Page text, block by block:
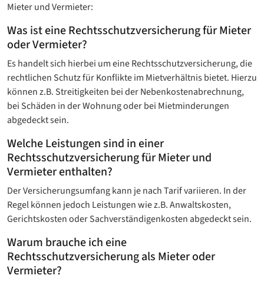
Mieter und Vermieter:
Was ist eine Rechtsschutzversicherung für Mieter
oder Vermieter?
Es handelt sich hierbei um eine Rechtsschutzversicherung, die
rechtlichen Schutz für Konflikte im Mietverhältnis bietet. Hierzu
können z.B. Streitigkeiten bei der Nebenkostenabrechnung,
bei Schäden in der Wohnung oder bei Mietminderungen
abgedeckt sein.
Welche Leistungen sind in einer
Rechtsschutzversicherung für Mieter und
Vermieter enthalten?
Der Versicherungsumfang kann je nach Tarif variieren. In der
Regel können jedoch Leistungen wie z.B. Anwaltskosten,
Gerichtskosten oder Sachverständigenkosten abgedeckt sein.
Warum brauche ich eine
Rechtsschutzversicherung als Mieter oder
Vermieter?